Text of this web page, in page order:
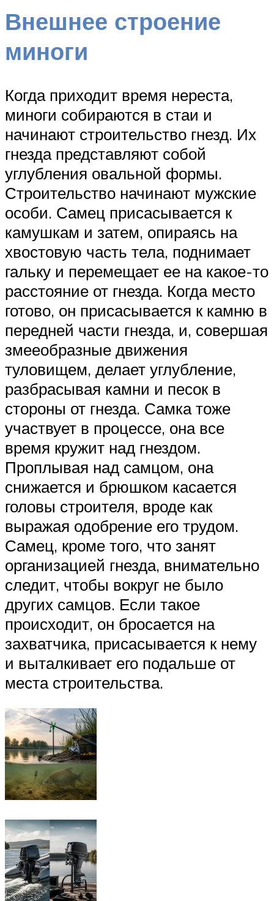
Внешнее строение
миноги
Когда приходит время нереста,
миноги собираются в стаи и
начинают строительство гнезд. Их
гнезда представляют собой
углубления овальной формы.
Строительство начинают мужские
особи. Самец присасывается к
камушкам и затем, опираясь на
хвостовую часть тела, поднимает
гальку и перемещает ее на какое-то
расстояние от гнезда. Когда место
готово, он присасывается к камню в
передней части гнезда, и, совершая
змееобразные движения
туловищем, делает углубление,
разбрасывая камни и песок в
стороны от гнезда. Самка тоже
участвует в процессе, она все
время кружит над гнездом.
Проплывая над самцом, она
снижается и брюшком касается
головы строителя, вроде как
выражая одобрение его трудом.
Самец, кроме того, что занят
организацией гнезда, внимательно
следит, чтобы вокруг не было
других самцов. Если такое
происходит, он бросается на
захватчика, присасывается к нему
и выталкивает его подальше от
места строительства.